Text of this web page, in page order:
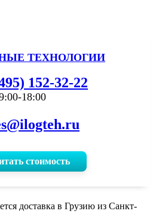
ТЕХНОЛОГИИ
152-32-22
18:00
стоимость
доставка в Грузию из Санкт-